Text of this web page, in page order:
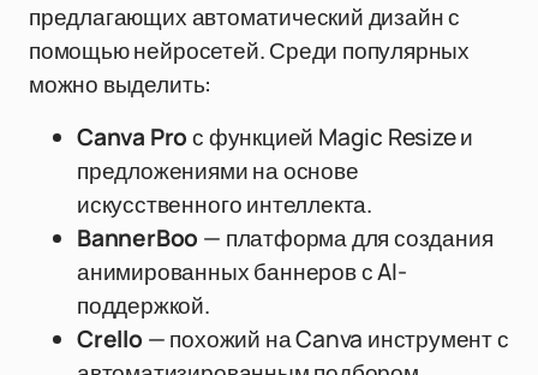
предлагающих автоматический дизайн с
помощью нейросетей. Среди популярных
можно выделить:
Canva Proс функцией Magic Resize и
предложениями на основе
искусственного интеллекта.
BannerBoo — платформа для создания
анимированных баннеров с AI-
поддержкой.
Crello — похожий на Canva инструмент с